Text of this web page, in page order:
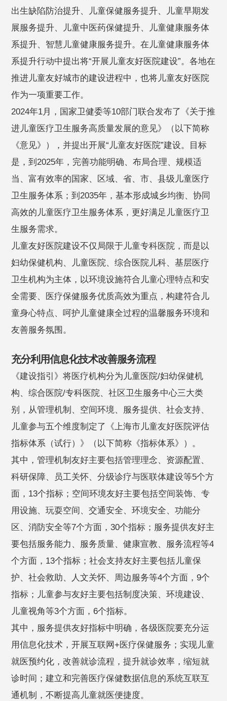
出生缺陷防治提升、儿童保健服务提升、儿童早期发
展服务提升、儿童中医药保健提升、儿童健康服务体
系提升、智慧儿童健康服务提升。在儿童健康服务体
系提升行动中提出将“开展儿童友好医院建设”。各地在
推进儿童友好城市的建设进程中，也将儿童友好医院
作为一项重要工作。
2024年1月，国家卫健委等10部门联合发布了《关于推
进儿童医疗卫生服务高质量发展的意见》（以下简称
《意见》），并提出开展“儿童友好医院”建设。目标
是，到2025年，完善功能明确、布局合理、规模适
当、富有效率的国家、区域、省、市、县级儿童医疗
卫生服务体系；到2035年，基本形成城乡均衡、协同
高效的儿童医疗卫生服务体系，更好满足儿童医疗卫
生服务需求。
儿童友好医院建设不仅局限于儿童专科医院，而是以
妇幼保健机构、儿童医院、综合医院儿科、基层医疗
卫生机构为主体，以环境设施符合儿童心理特点和安
全需要、医疗保健服务优质高效为重点，构建符合儿
童身心特点、呵护儿童健康全过程的温馨服务环境和
友善服务氛围。
充分利用信息化技术改善服务流程
《建设指引》将医疗机构分为儿童医院/妇幼保健机
构、综合医院/专科医院、社区卫生服务中心三大类
别，从管理机制、空间环境、服务提供、社会支持、
儿童参与五个维度制定了《上海市儿童友好医院评估
指标体系（试行）》（以下简称《指标体系》）。
其中，管理机制友好主要包括管理理念、资源配置、
科研保障、员工关怀、分级诊疗与医联体建设等5个方
面，13个指标；空间环境友好主要包括空间装饰、专
用设施、玩耍空间、交通安全、环境安全、功能分
区、消防安全等7个方面，30个指标；服务提供友好主
要包括服务能力、服务质量、健康宣教、服务流程等4
个方面，13个指标；社会支持友好主要包括儿童保
护、社会救助、人文关怀、周边服务等4个方面，9个
指标；儿童参与友好主要包括制度决策、环境建设、
儿童视角等3个方面，6个指标。
其中，服务提供友好指标中明确，各级医院要充分运
用信息化技术，开展互联网+医疗保健服务；实现儿童
就医预约化，改善就诊流程，提升就诊效率，缩短就
诊时间；建立和完善医疗保健数据信息的系统互联互
通机制，不断提高儿童就医便捷度。